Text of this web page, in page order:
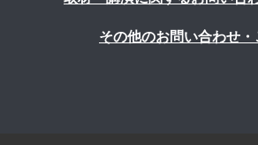
その他のお問い合わせ